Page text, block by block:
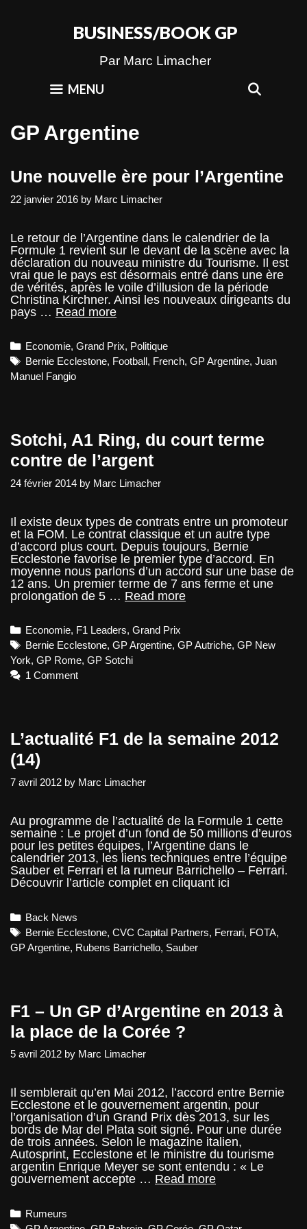
BUSINESS/BOOK GP
Par Marc Limacher
MENU
GP Argentine
Une nouvelle ère pour l’Argentine
22 janvier 2016 by Marc Limacher
Le retour de l’Argentine dans le calendrier de la
Formule 1 revient sur le devant de la scène avec la
déclaration du nouveau ministre du Tourisme. Il est
vrai que le pays est désormais entré dans une ère
de vérités, après le voile d’illusion de la période
Christina Kirchner. Ainsi les nouveaux dirigeants du
pays … Read moreUne
pour
l’Argentine
Categories
Economie,Grand Prix, Politique
Tags
Bernie Ecclestone, Football, French,GP Argentine,Juan
Manuel Fangio
Sotchi, A1 Ring, du court terme
contre de l’argent
24 février 2014 by Marc Limacher
Il existe deux types de contrats entre un promoteur
et la FOM. Le contrat classique et un autre type
d’accord plus court. Depuis toujours, Bernie
Ecclestone favorise le premier type d’accord. En
moyenne nous parlons d’un accord sur une base de
12 ans. Un premier terme de 7 ans ferme et une
prolongation de 5 … Read moreSotchi,
court
Categories
Economie, F1 Leaders,Grand Prix
Tags
Bernie Ecclestone,GP Argentine,GP Autriche,GP New
York, GP Rome, GP Sotchi
1 Comment
L’actualité F1 de la semaine 2012
(14)
7 avril 2012 by Marc Limacher
Au programme de l’actualité de la Formule 1 cette
semaine : Le projet d’un fond de 50 millions d’euros
pour les petites équipes, l’Argentine dans le
calendrier 2013, les liens techniques entre l’équipe
Sauber et Ferrari et la rumeur Barrichello – Ferrari.
Découvrir l’article complet en cliquant ici
Categories
Back News
Tags
Bernie Ecclestone,CVC Capital Partners, Ferrari, FOTA,
GP Argentine, Rubens Barrichello, Sauber
F1 – Un GP d’Argentine en 2013 à
la place de la Corée ?
5 avril 2012 by Marc Limacher
Il semblerait qu’en Mai 2012, l’accord entre Bernie
Ecclestone et le gouvernement argentin, pour
l’organisation d’un Grand Prix dès 2013, sur les
bords de Mar del Plata soit signé. Pour une durée
de trois années. Selon le magazine italien,
Autosprint, Ecclestone et le ministre du tourisme
argentin Enrique Meyer se sont entendu : « Le
gouvernement accepte … Read moreF1
Categories
Rumeurs